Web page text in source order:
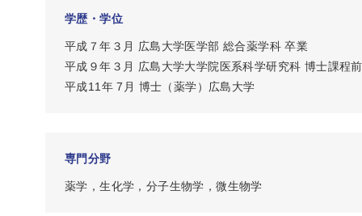
学歴・学位
平成７年３月 広島大学医学部 総合薬学科 卒業
平成９年３月 広島大学大学院医系科学研究科 博士課程
平成11年 7月 博士（薬学）広島大学
専門分野
薬学，生化学，分子生物学，微生物学